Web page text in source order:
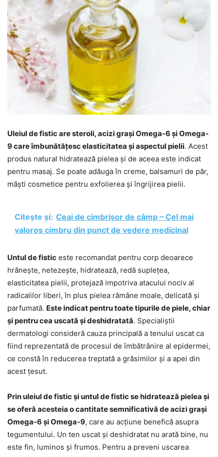
Uleiul de fistic are steroli, acizi grași Omega-6 și Omega-
9 care îmbunătățesc elasticitatea și aspectul pielii. Acest
produs natural hidratează pielea și de aceea este indicat
pentru masaj. Se poate adăuga în creme, balsamuri de păr,
măști cosmetice pentru exfolierea și îngrijirea pielii.
Citește și: Ceai de cimbrișor de câmp – Cel mai
valoros cimbru din punct de vedere medicinal
Untul de fistic este recomandat pentru corp deoarece
hrănește, netezește, hidratează, redă suplețea,
elasticitatea pielii, protejază impotriva atacului nociv al
radicalilor liberi, în plus pielea rămâne moale, delicată și
parfumată. Este indicat pentru toate tipurile de piele, chiar
și pentru cea uscată și deshidratată. Specialiștii
dermatologi consideră cauza principală a tenului uscat ca
fiind reprezentată de procesul de îmbătrânire al epidermei,
ce constă în reducerea treptată a grăsimilor și a apei din
acest țesut.
Prin uleiul de fistic și untul de fistic se hidratează pielea și
se oferă acesteia o cantitate semnificativă de acizi grași
Omega-6 și Omega-9, care au acțiune benefică asupra
tegumentului. Un ten uscat și deshidratat nu arată bine, nu
este fin, luminos și frumos. Pentru a preveni uscarea